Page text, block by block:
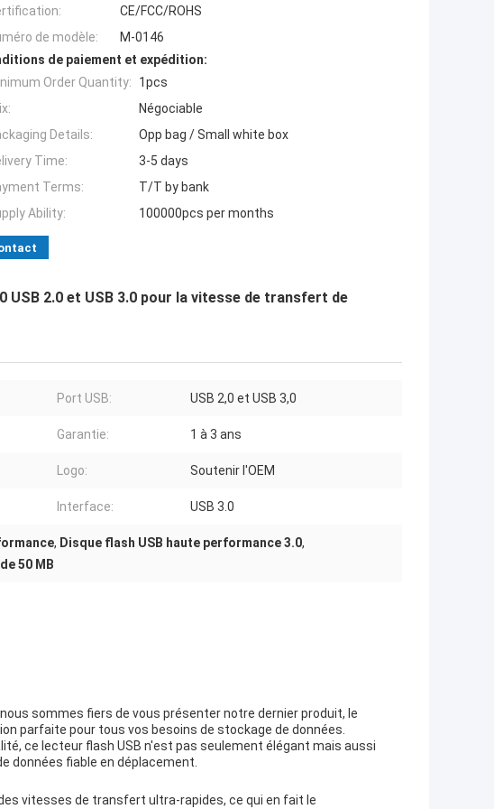
CE/FCC/ROHS
de modèle:
M-0146
de paiement et expédition:
Order Quantity:
1pcs
Négociable
Details:
Opp bag / Small white box
Time:
3-5 days
Terms:
T/T by bank
Ability:
100000pcs per months
USB 2.0 et USB 3.0 pour la vitesse de transfert de
Port USB: USB 2,0 et USB 3,0
Garantie: 1 à 3 ans
Logo: Soutenir l'OEM
Interface: USB 3.0
, Disque flash USB haute performance 3.0,
50 MB
sommes fiers de vous présenter notre dernier produit, le
parfaite pour tous vos besoins de stockage de données.
ce lecteur flash USB n'est pas seulement élégant mais aussi
données fiable en déplacement.
vitesses de transfert ultra-rapides, ce qui en fait le